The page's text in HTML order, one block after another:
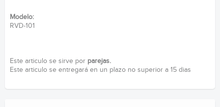
Modelo:
RVD-101
Este articulo se sirve por parejas.
Este articulo se entregará en un plazo no superior a 15 dias